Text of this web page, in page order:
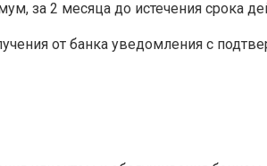
за 2 месяца до истечения срока
от банка уведомления с